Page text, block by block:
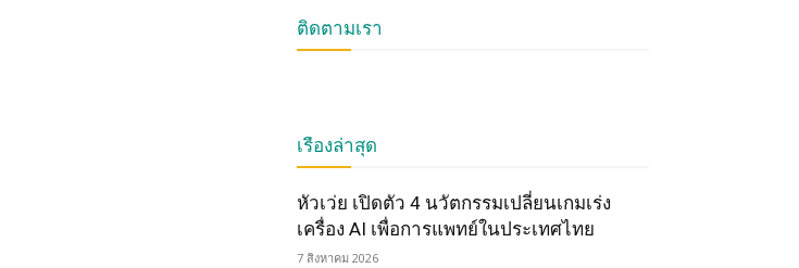
ติดตามเรา
เรื่องล่าสุด
หัวเว่ย เปิดตัว 4 นวัตกรรมเปลี่ยนเกมเร่ง
เครื่อง AI เพื่อการแพทย์ในประเทศไทย
7 สิงหาคม 2026